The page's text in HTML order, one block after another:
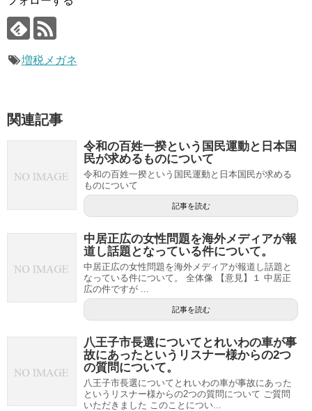
増税メガネ
関連記事
令和の百姓一揆という国民運動と日本国
民が求めるものについて
令和の百姓一揆という国民運動と日本国民が求める
ものについて
記事を読む
中居正広の女性問題を海外メディアが報
道し話題となっている件について。
中居正広の女性問題を海外メディアが報道し話題と
なっている件について。 全体像 【意見】１ 中居正
広の件ですが ...
記事を読む
八王子市長選についてとれいわの車が事
故にあったというリスナー様からの2つ
の質問について。
八王子市長選についてとれいわの車が事故にあった
というリスナー様からの2つの質問について ご質問
いただきました このことについ...